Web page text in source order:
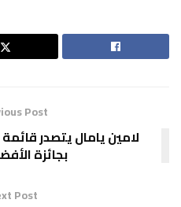
Post
لامين يامال يتصدر
بجائزة
Post